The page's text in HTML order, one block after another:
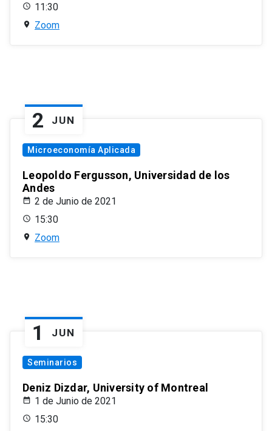
11:30
Zoom
2 JUN
Microeconomía Aplicada
Leopoldo Fergusson, Universidad de los
Andes
2 de Junio de 2021
15:30
Zoom
1 JUN
Seminarios
Deniz Dizdar, University of Montreal
1 de Junio de 2021
15:30